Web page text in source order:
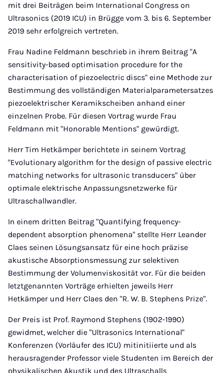
mit drei Beiträgen beim International Congress on
Ultrasonics (2019 ICU) in Brügge vom 3. bis 6. September
2019 sehr erfolgreich vertreten.
Frau Nadine Feldmann beschrieb in ihrem Beitrag "A
sensitivity-based optimisation procedure for the
characterisation of piezoelectric discs" eine Methode zur
Bestimmung des vollständigen Materialparametersatzes
piezoelektrischer Keramikscheiben anhand einer
einzelnen Probe. Für diesen Vortrag wurde Frau
Feldmann mit "Honorable Mentions" gewürdigt.
Herr Tim Hetkämper berichtete in seinem Vortrag
"Evolutionary algorithm for the design of passive electric
matching networks for ultrasonic transducers" über
optimale elektrische Anpassungsnetzwerke für
Ultraschallwandler.
In einem dritten Beitrag "Quantifying frequency-
dependent absorption phenomena" stellte Herr Leander
Claes seinen Lösungsansatz für eine hoch präzise
akustische Absorptionsmessung zur selektiven
Bestimmung der Volumenviskosität vor. Für die beiden
letztgenannten Vorträge erhielten jeweils Herr
Hetkämper und Herr Claes den "R. W. B. Stephens Prize".
Der Preis ist Prof. Raymond Stephens (1902-1990)
gewidmet, welcher die "Ultrasonics International"
Konferenzen (Vorläufer des ICU) mitinitiierte und als
herausragender Professor viele Studenten im Bereich der
physikalischen Akustik und des Ultraschalls